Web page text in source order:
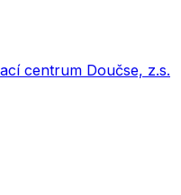
centrum Doučse, z.s.